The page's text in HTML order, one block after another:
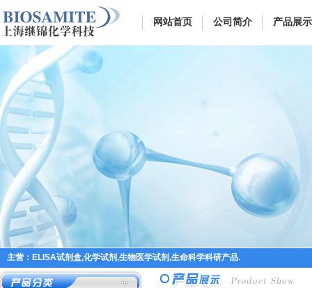
网站首页 公司简介 产品展示
主营：ELISA试剂盒,化学试剂,生物医学试剂,生命科学科研产品.